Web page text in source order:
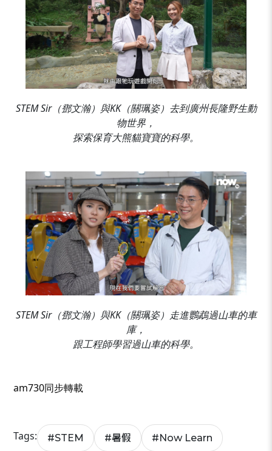
STEM Sir（鄧文瀚）與KK（關珮姿）去到廣州長隆野生動
物世界，
探索保育大熊貓寶寶的科學。
STEM Sir（鄧文瀚）與KK（關珮姿）走進鸚鵡過山車的車
庫，
跟工程師學習過山車的科學。
am730同步轉載
Tags: #STEM #暑假 #Now Learn